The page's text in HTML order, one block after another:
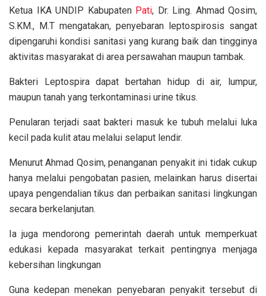
Ketua IKA UNDIP Kabupaten Pati, Dr. Ling. Ahmad Qosim,
S.KM., M.T mengatakan, penyebaran leptospirosis sangat
dipengaruhi kondisi sanitasi yang kurang baik dan tingginya
aktivitas masyarakat di area persawahan maupun tambak.
Bakteri Leptospira dapat bertahan hidup di air, lumpur,
maupun tanah yang terkontaminasi urine tikus.
Penularan terjadi saat bakteri masuk ke tubuh melalui luka
kecil pada kulit atau melalui selaput lendir.
Menurut Ahmad Qosim, penanganan penyakit ini tidak cukup
hanya melalui pengobatan pasien, melainkan harus disertai
upaya pengendalian tikus dan perbaikan sanitasi lingkungan
secara berkelanjutan.
Ia juga mendorong pemerintah daerah untuk memperkuat
edukasi kepada masyarakat terkait pentingnya menjaga
kebersihan lingkungan
Guna kedepan menekan penyebaran penyakit tersebut di